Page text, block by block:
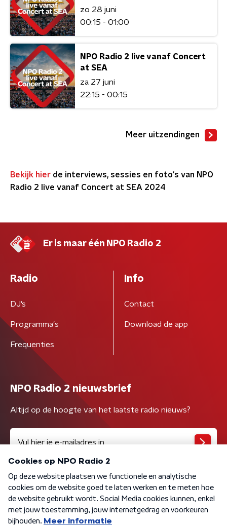
zo 28 juni
00:15 - 01:00
NPO Radio 2 live vanaf Concert
at SEA
za 27 juni
22:15 - 00:15
Meer uitzendingen
Bekijk hier de interviews, sessies en foto's van NPO
Radio 2 live vanaf Concert at SEA 2024
Er is maar één NPO Radio 2
Radio
DJ’s
Programma's
Frequenties
Info
Contact
Download de app
NPO Radio 2 nieuwsbrief
Altijd op de hoogte van het laatste radio nieuws?
Algemene voorwaarden